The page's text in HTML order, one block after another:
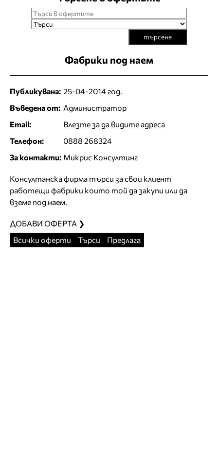
търсене
Фабрики под наем
Публикувана: 25-04-2014 год.
Въведена от: Администратор
Email:
Влезте за да видите адреса
Телефон:
0888 268324
За контакти: Микрис Консултинг
Консултанска фирма търси за свои клиент
работещи фабрики които той да закупи или да
вземе под наем.
ДОБАВИ ОФЕРТА ❯
Всички оферти
Търси Предлага